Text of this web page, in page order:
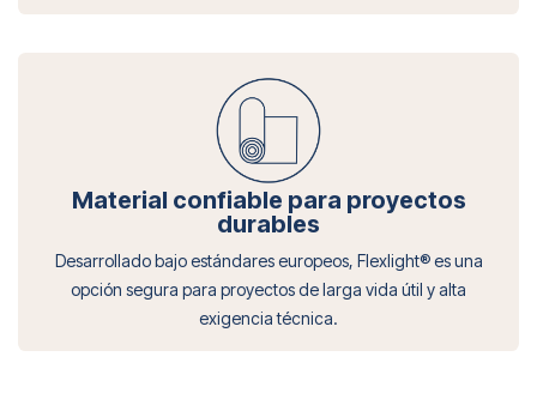
Material confiable para proyectos
durables
Desarrollado bajo estándares europeos, Flexlight® es una
opción segura para proyectos de larga vida útil y alta
exigencia técnica.